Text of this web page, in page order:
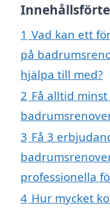
1 Vad kan ett
på
hjälpa till med?
2 Få alltid
3 Få 3
professionella
4 Hur mycket